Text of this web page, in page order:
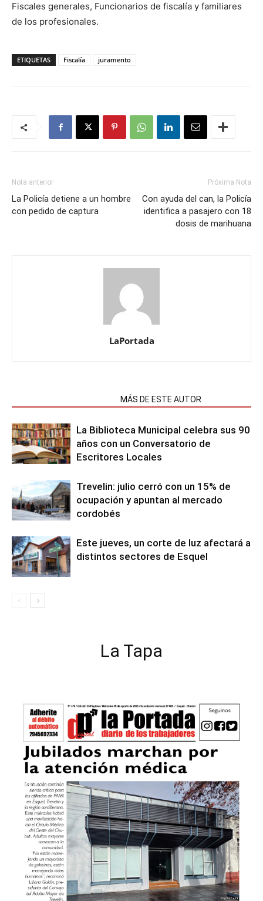
Fiscales generales, Funcionarios de fiscalía y familiares
de los profesionales.
ETIQUETAS Fiscalía juramento
Nota anterior
La Policía detiene a un hombre
con pedido de captura
Próxima Nota
Con ayuda del can, la Policía
identifica a pasajero con 18
dosis de marihuana
LaPortada
MÁS DE ESTE AUTOR
La Biblioteca Municipal celebra sus 90
años con un Conversatorio de
Escritores Locales
Trevelin: julio cerró con un 15% de
ocupación y apuntan al mercado
cordobés
Este jueves, un corte de luz afectará a
distintos sectores de Esquel
La Tapa